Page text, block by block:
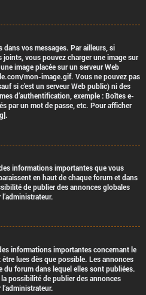
vos messages. Par ailleurs, si
joints, vous pouvez charger une image sur
image placée sur un serveur Web
mon-image.gif. Vous ne pouvez pas
si c’est un serveur Web public) ni des
d’authentification, exemple : Boîtes e-
par un mot de passe, etc. Pour afficher
informations importantes que vous
en haut de chaque forum et dans
de publier des annonces globales
informations importantes concernant le
lues dès que possible. Les annonces
du forum dans lequel elles sont publiées.
possibilité de publier des annonces